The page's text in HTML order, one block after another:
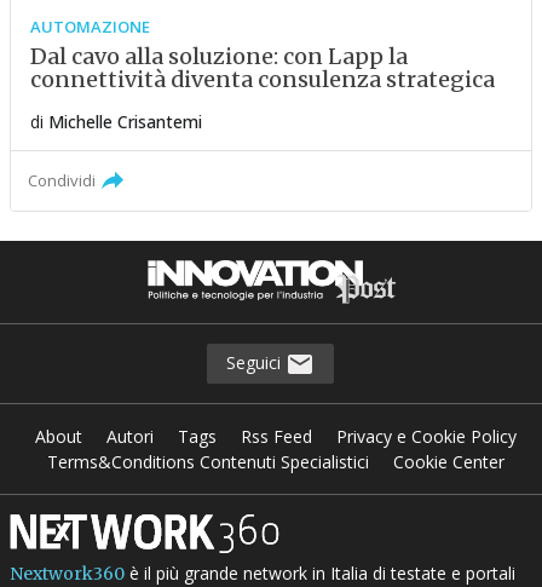
AUTOMAZIONE
Dal cavo alla soluzione: con Lapp la
connettività diventa consulenza strategica
di Michelle Crisantemi
Condividi
Seguici
About Autori Tags Rss Feed
Privacy e Cookie Policy
Terms&Conditions Contenuti Specialistici
Cookie Center
Nextwork360è il più grande network in Italia di testate e portali